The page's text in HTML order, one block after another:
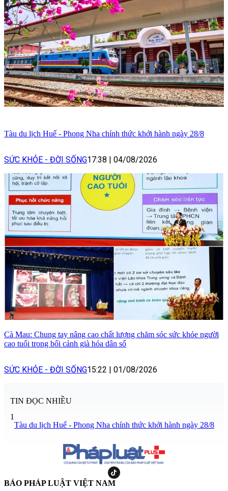
Tàu du lịch Huế - Phong Nha chính thức khởi hành ngày 28/8
SỨC KHỎE - ĐỜI SỐNG17:38 04/08/2026
Cà Mau: Chung tay nâng cao chất lượng chăm sóc sức khỏe người
cao tuổi trong bối cảnh già hóa dân số
SỨC KHỎE - ĐỜI SỐNG15:22 01/08/2026
TIN ĐỌC NHIỀU
1
Tàu du lịch Huế - Phong Nha chính thức khởi hành ngày 28/8
BÁO PHÁP LUẬT VIỆT NAM